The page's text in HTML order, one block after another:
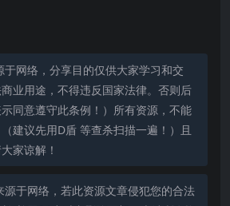
于网络，分享目的仅供大家学习和交
业用途，不得违反国家法律。否则后
同意遵守此条例！）所有资源，不能
建议先用D盾 等查杀扫描一遍！）且
家谅解！
源于网络，若此资源文章侵犯您的合法